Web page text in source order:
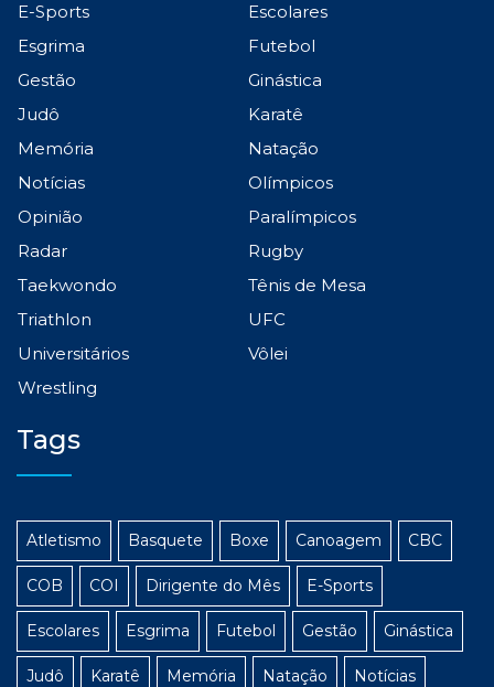
E-Sports
Escolares
Esgrima
Futebol
Gestão
Ginástica
Judô
Karatê
Memória
Natação
Notícias
Olímpicos
Opinião
Paralímpicos
Radar
Rugby
Taekwondo
Tênis de Mesa
Triathlon
UFC
Universitários
Vôlei
Wrestling
Tags
Atletismo Basquete Boxe Canoagem CBC
COB COI Dirigente do Mês E-Sports
Escolares Esgrima Futebol Gestão Ginástica
Judô Karatê Memória Natação Notícias